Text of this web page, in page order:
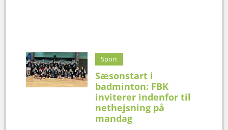
Sport
Sæsonstart i
badminton: FBK
inviterer indenfor til
nethejsning på
mandag